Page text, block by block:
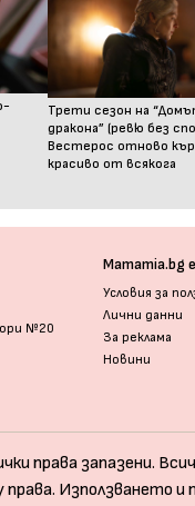
Трети сезон на
дракона” (ревю без
Вестерос отново
красиво от всякога
№20
Mamamia.bg
Условия за
Лични данни
За реклама
Новини
права запазени.
Използването